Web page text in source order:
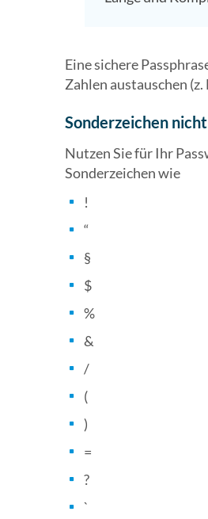
Eine sichere
Zahlen austauschen (z.
Sonderzeichen
Nutzen Sie für Ihr
Sonderzeichen wie
!
“
§
$
%
&
/
(
)
=
?
`